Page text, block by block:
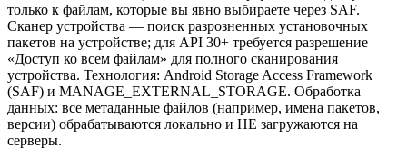
только к файлам, которые вы явно выбираете через SAF.
Сканер устройства — поиск разрозненных установочных
пакетов на устройстве; для API 30+ требуется разрешение
«Доступ ко всем файлам» для полного сканирования
устройства. Технология: Android Storage Access Framework
(SAF) и MANAGE_EXTERNAL_STORAGE. Обработка
данных: все метаданные файлов (например, имена пакетов,
версии) обрабатываются локально и НЕ загружаются на
серверы.